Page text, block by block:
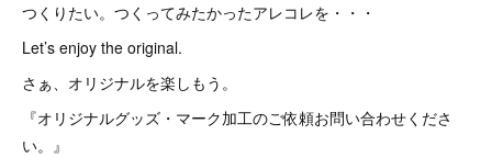
つくりたい。つくってみたかったアレコレを・・・
Let’s enjoy the original.
さぁ、オリジナルを楽しもう。
『オリジナルグッズ・マーク加工のご依頼お問い合わせくださ
い。』